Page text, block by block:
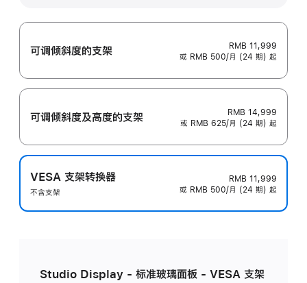
可调倾斜度的支架
RMB 11,999
或 RMB 500/月 (24 期) 起
可调倾斜度及高‍度的支‍架
RMB 14,999
或 RMB 625/月 (24 期) 起
VESA 支架转换器
不含支架
RMB 11,999
或 RMB 500/月 (24 期) 起
Studio Display - 标准玻璃面板 - VESA 支架